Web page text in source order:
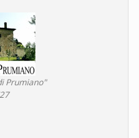
Prumiano"